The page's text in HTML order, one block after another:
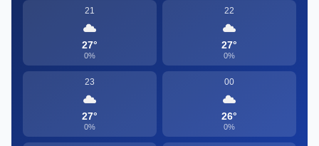
21
27°
0%
22
27°
0%
23
27°
0%
00
26°
0%